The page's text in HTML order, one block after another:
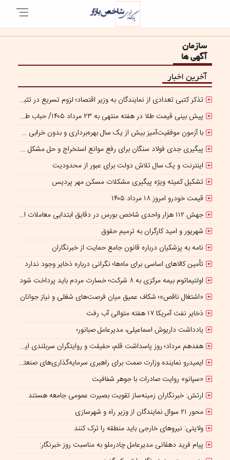
سازمان
آگهی ها
آخرین اخبار
تذکر کتبی تعدادی از نمایندگان به وزیر اقتصاد؛ لزوم تسریع در تثبیت نرخ ارز
پیش بینی قیمت طلا در هفته منتهی به ۲۳ مرداد ۱۴۰۵/ حباب طلا در بازار ایران منفی شد!
با آزمون موفقیت‌آمیز بیش از یک سال بهره‌برداری و بدون خرابی حاصل شد؛ ریموت کنترل و ماژول وایرلس بومی‌سازی شده جرثقیل‌های فولاد هرمزگان، جایگزین نمونه خارجی
پیگیری جدی فولاد سنگان برای رفع موانع استخراج و حل مشکل کمبود سنگ‌آهن
اینترنت و یک سال تلاش دولت برای عبور از محدودیت
تشکیل کمیته ویژه پیگیری مشکلات مسکن مهر پردیس
قیمت خودرو امروز ۱۸ مرداد ۱۴۰۵
جهش ۱۱۲ هزار واحدی شاخص بورس در دقایق ابتدایی معاملات امروز
شهریور و امید کارگران به ترمیم حقوق
نامه به پزشکیان درباره قانون جامع حمایت از خبرنگاران
تأمین کالاهای اساسی برای ماه‌ها؛ نگرانی درباره ذخایر وجود ندارد
اولتیماتوم بیمه مرکزی به ۸ شرکت؛ خسارت مردم باید پرداخت شود
«اشتغال ناقص»؛ شکاف عمیق میان فرصت‌های شغلی و نیاز جوانان
ذخایر نفت آمریکا ۱۷ هفته متوالی آب رفت
یادداشت داریوش اسماعیلی، مدیرعامل صبانور؛
هفدهم مرداد؛ روز پاسداشت قلم، حقیقت و روایتگران سربلندی ایران
ایمیدرو نماینده وزارت صمت برای راهبری سرمایه‌گذاری‌های صنعتی و معدنی در چارچوب همکاری‌های ایران و چین؛
«سپانو» روایت صادرات با جوهر شفافیت
ارتش: خبرنگاران زمینه‌ساز تقویت بصیرت عمومی جامعه هستند
محور ۲۱ سوال نمایندگان از وزیر راه و شهرسازی
ولایتی: نیروهای خارجی باید منطقه را ترک کنند
پیام فرید دهقانی مدیرعامل چادرملو به مناسبت روز خبرنگار: